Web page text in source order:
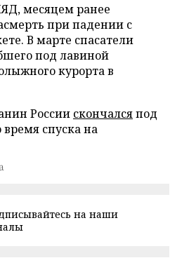
месяцем ранее
при падении с
В марте спасатели
под лавиной
курорта в
России скончалсяпод
спуска на
на наши